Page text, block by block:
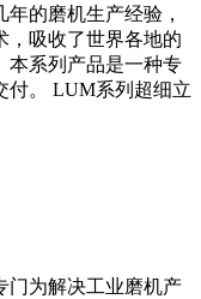
的磨机生产经验，
，吸收了世界各地的
本系列产品是一种专
付。 LUM系列超细立
门为解决工业磨机产